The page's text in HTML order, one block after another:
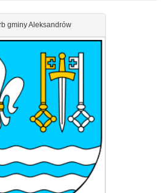
gminy Aleksandrów